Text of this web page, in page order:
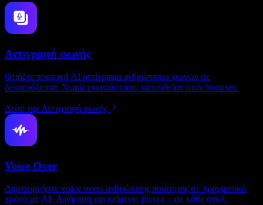
Αντιγραφή φωνής
Φτιάξτε ποιοτικά AI αντίγραφα ανθρώπινων φωνών σε
δευτερόλεπτα. Χωρίς εγκατάσταση, κατευθείαν στον browser.
Δείτε την Αντιγραφή φωνής
Voice Over
Δημιουργήστε voice overs ανθρώπινης ποιότητας σε πραγματικό
χρόνο με AI. Αφήγηση για κείμενα, βίντεο – σε κάθε στυλ.